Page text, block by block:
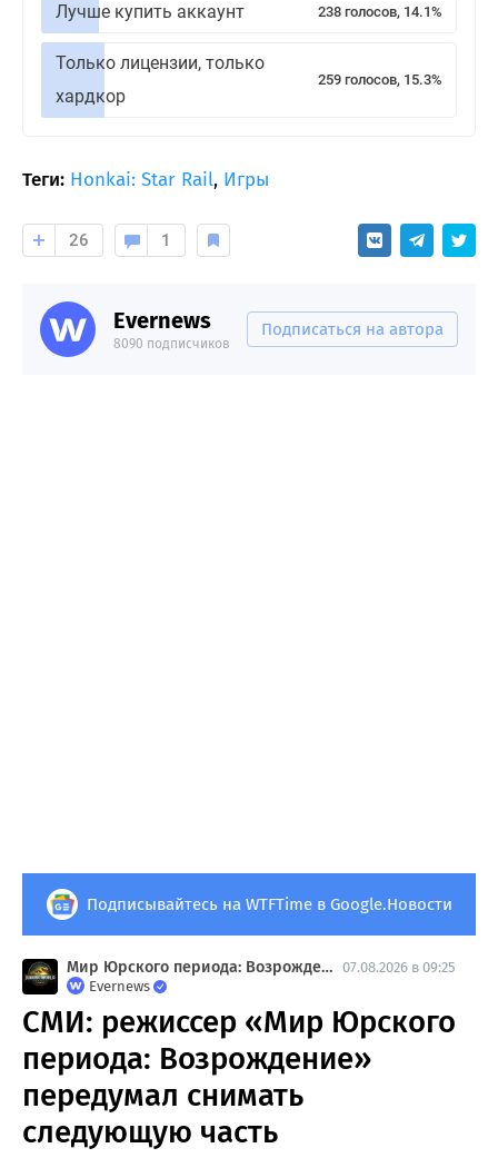
Лучше купить аккаунт 238 голосов, 14.1%
Только лицензии, только
хардкор
259 голосов, 15.3%
Теги: Honkai: Star Rail, Игры
26 1
Evernews
8090 подписчиков
Подписаться на автора
Подписывайтесь на WTFTime в Google.Новости
Мир Юрского периода: Возрождение 07.08.2026 в 09:25
Evernews
СМИ: режиссер «Мир Юрского
периода: Возрождение»
передумал снимать
следующую часть